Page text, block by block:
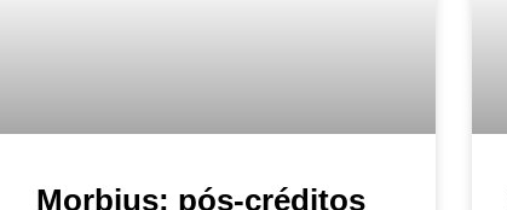
Morbius: pós-créditos